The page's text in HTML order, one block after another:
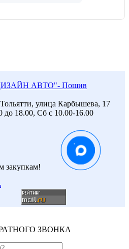
АВТО"- Пошив
улица Карбышева, 17
18.00, Сб с 10.00-16.00
закупкам!
ЗВОНКА